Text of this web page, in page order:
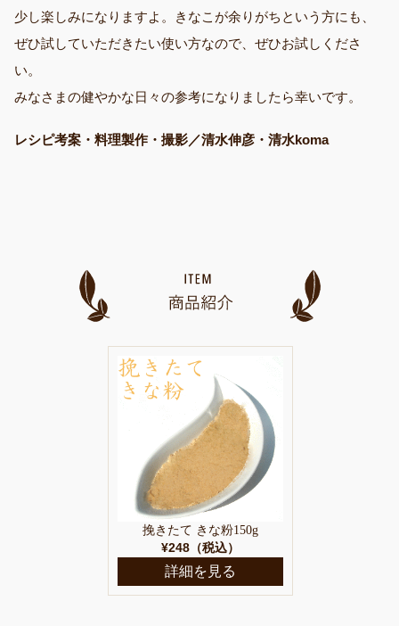
少し楽しみになりますよ。きなこが余りがちという方にも、
ぜひ試していただきたい使い方なので、ぜひお試しくださ
い。
みなさまの健やかな日々の参考になりましたら幸いです。
レシピ考案・料理製作・撮影／清水伸彦・清水koma
挽きたて きな粉150g
¥248（税込）
詳細を見る